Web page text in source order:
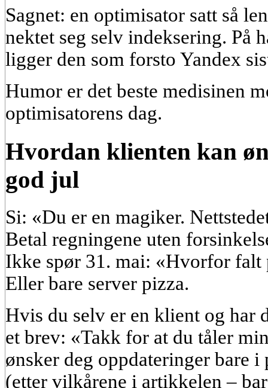
Sagnet: en optimisator satt så
nektet seg selv indeksering. På
ligger den som forsto Yandex
Humor er det beste medisinen
optimisatorens dag.
Hvordan klienten kan
god jul
Si: «Du er en magiker.
Betal regningene uten
Ikke spør 31. mai: «Hvorfor falt
Eller bare server pizza.
Hvis du selv er en klient og har
et brev: «Takk for at du tåler
ønsker deg oppdateringer bare
(etter vilkårene i artikkelen –